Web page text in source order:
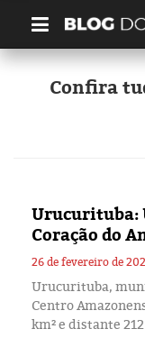
Confira
Urucurituba:
Coração do
26 de fevereiro de
Urucurituba,
Centro
km² e distante